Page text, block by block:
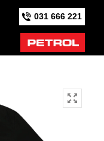
031 666 221